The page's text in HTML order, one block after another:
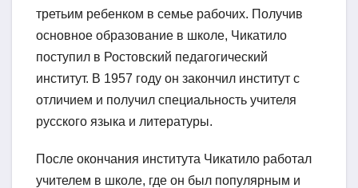
третьим ребенком в семье рабочих. Получив
основное образование в школе, Чикатило
поступил в Ростовский педагогический
институт. В 1957 году он закончил институт с
отличием и получил специальность учителя
русского языка и литературы.
После окончания института Чикатило работал
учителем в школе, где он был популярным и